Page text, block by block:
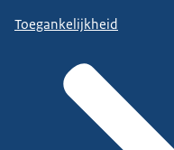
Toegankelijkheid